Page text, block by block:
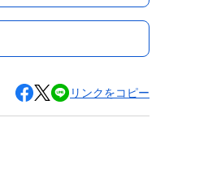
リンクをコピー